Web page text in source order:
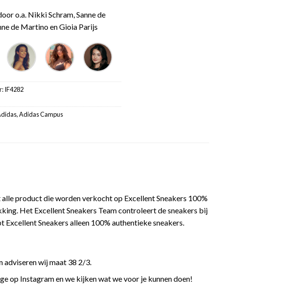
o.a. Nikki Schram, Sanne de
de Martino en Gioia Parijs
IF4282
,Adidas Campus
product die worden verkocht op Excellent Sneakers 100%
Het Excellent Sneakers Team controleert de sneakers bij
Sneakers alleen 100% authentieke sneakers.
adviseren wij maat 38 2/3.
op Instagram en we kijken wat we voor je kunnen doen!